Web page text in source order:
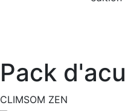
Pack
CLIMSOM ZEN